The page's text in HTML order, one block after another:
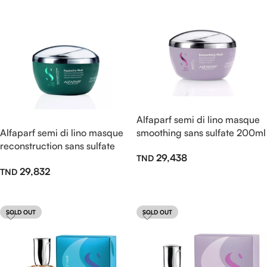
Alfaparf semi di lino masque
reconstruction sans sulfate
29,832
Alfaparf semi di lino masque
smoothing sans sulfate 200ml
29,438
SOLD OUT SOLD OUT